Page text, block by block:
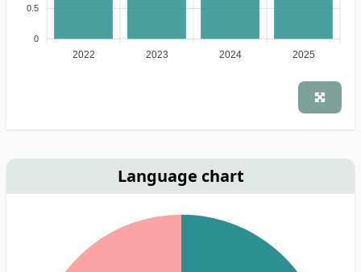
0.5
0
2022 2023 2024 2025
Language chart